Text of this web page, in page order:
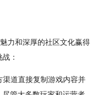
力和深厚的社区文化赢得
：
渠道直接复制游戏内容并